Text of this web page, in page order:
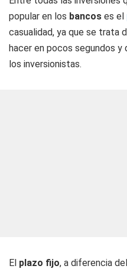
popular en los bancos es el
casualidad, ya que se trata
hacer en pocos segundos y
los inversionistas.
El plazo fijo, a diferencia